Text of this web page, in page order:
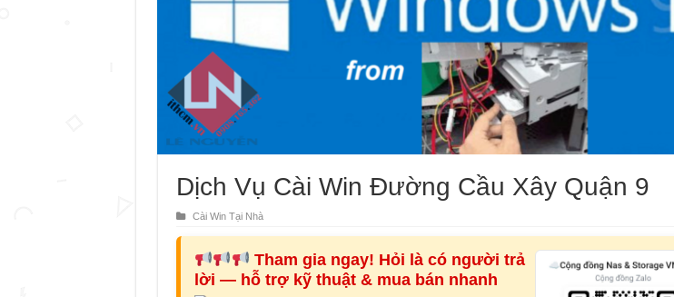
Dịch Vụ Cài Win Đường Cầu Xây Quận 9
Cài Win Tại Nhà
Tham gia ngay! Hỏi là có người trả
lời — hỗ trợ kỹ thuật & mua bán nhanh